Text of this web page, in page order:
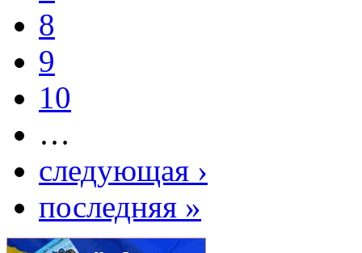
8
9
10
…
следующая ›
последняя »